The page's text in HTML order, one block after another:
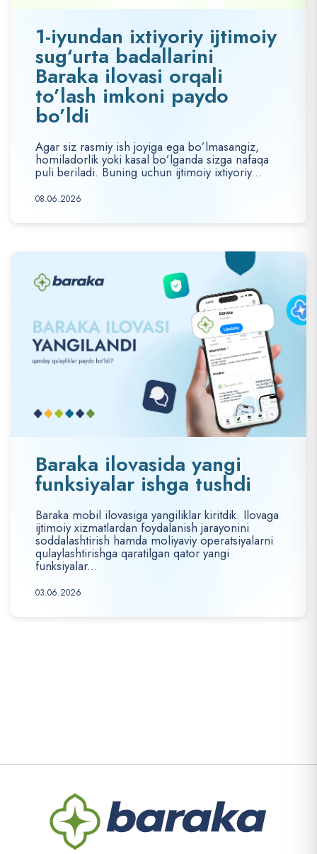
1-iyundan ixtiyoriy ijtimoiy
sug‘urta badallarini
Baraka ilovasi orqali
to’lash imkoni paydo
bo’ldi
Agar siz rasmiy ish joyiga ega bo’lmasangiz,
homiladorlik yoki kasal bo’lganda sizga nafaqa
puli beriladi. Buning uchun ijtimoiy ixtiyoriy...
08.06.2026
Baraka ilovasida yangi
funksiyalar ishga tushdi
Baraka mobil ilovasiga yangiliklar kiritdik. Ilovaga
ijtimoiy xizmatlardan foydalanish jarayonini
soddalashtirish hamda moliyaviy operatsiyalarni
qulaylashtirishga qaratilgan qator yangi
funksiyalar...
03.06.2026